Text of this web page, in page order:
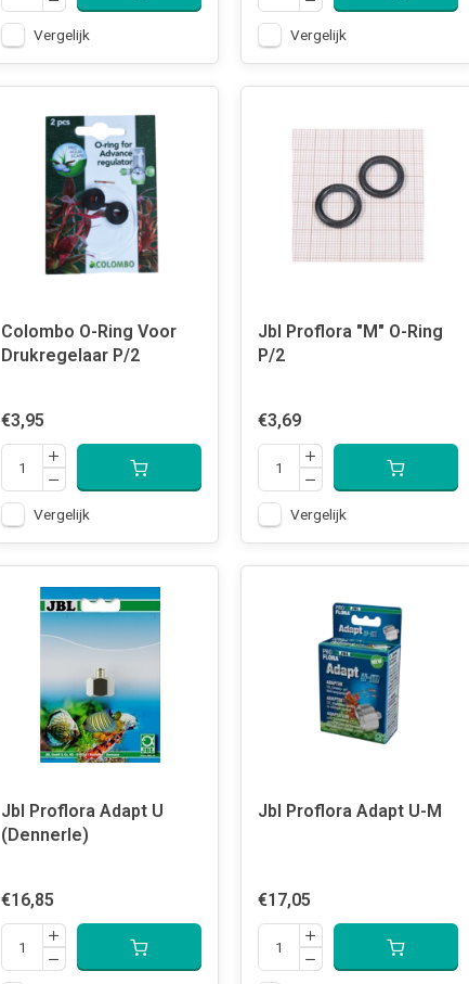
Vergelijk Vergelijk
Colombo O-Ring Voor
Drukregelaar P/2
€3,95
Vergelijk
Jbl Proflora "M" O-Ring
P/2
€3,69
Vergelijk
Jbl Proflora Adapt U
(Dennerle)
€16,85
Jbl Proflora Adapt U-M
€17,05